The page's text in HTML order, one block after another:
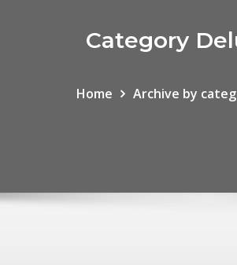
Category
Home Archive by